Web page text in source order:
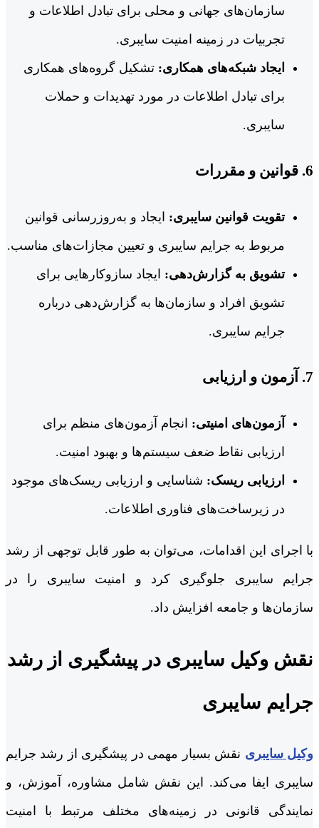
سازمان‌های جهانی و محلی برای تبادل اطلاعات و
تجربیات در زمینه امنیت سایبری.
ایجاد شبکه‌های همکاری: تشکیل گروه‌های همکاری
برای تبادل اطلاعات در مورد تهدیدات و حملات
سایبری.
6. قوانین و مقررات
تقویت قوانین سایبری: ایجاد و به‌روزرسانی قوانین
مربوط به جرایم سایبری و تعیین مجازات‌های مناسب.
تشویق به گزارش‌دهی: ایجاد سازوکارهایی برای
تشویق افراد و سازمان‌ها به گزارش‌دهی درباره
جرایم سایبری.
7. آزمون و ارزیابی
آزمون‌های امنیتی: انجام آزمون‌های منظم برای
ارزیابی نقاط ضعف سیستم‌ها و بهبود امنیت.
ارزیابی ریسک: شناسایی و ارزیابی ریسک‌های موجود
در زیرساخت‌های فناوری اطلاعات.
با اجرای این اقدامات، می‌توان به طور قابل توجهی از رشد
جرایم سایبری جلوگیری کرد و امنیت سایبری را در
سازمان‌ها و جامعه افزایش داد.
نقش وکیل سایبری در پیشگیری از رشد
جرایم سایبری
وکیل سایبری نقش بسیار مهمی در پیشگیری از رشد جرایم
سایبری ایفا می‌کند. این نقش شامل مشاوره، آموزش، و
نمایندگی قانونی در زمینه‌های مختلف مرتبط با امنیت